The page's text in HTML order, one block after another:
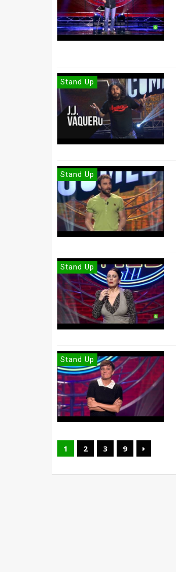
Stand Up
Stand Up
Stand Up
Stand Up
1 2 3 9